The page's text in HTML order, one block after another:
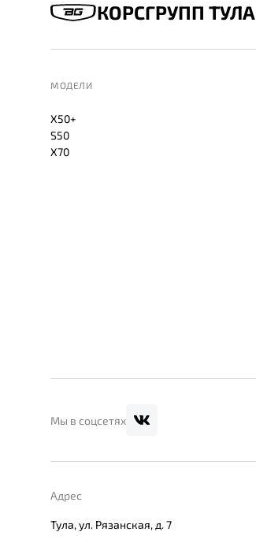
КОРСГРУПП ТУЛА
МОДЕЛИ
X50+
S50
X70
Мы в соцсетях
Адрес
Тула, ул. Рязанская, д. 7